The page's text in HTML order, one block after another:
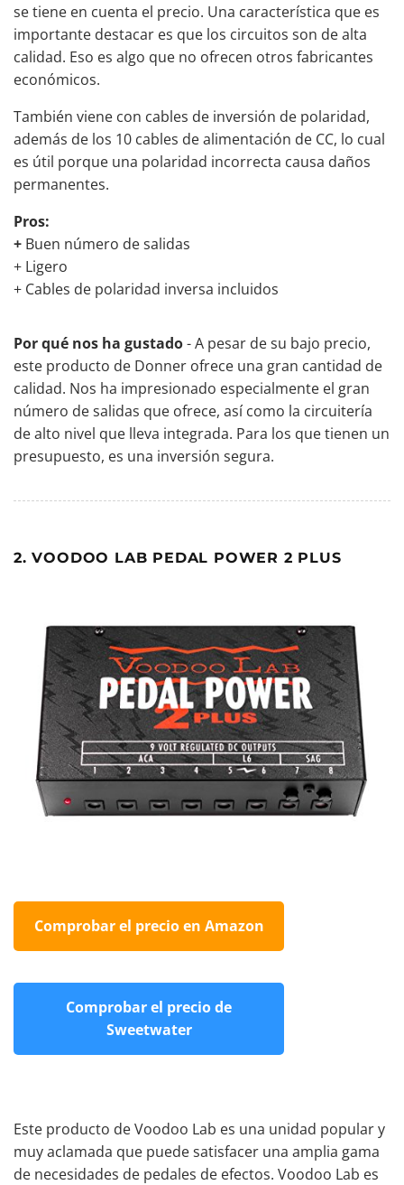
se tiene en cuenta el precio. Una característica que es
importante destacar es que los circuitos son de alta
calidad. Eso es algo que no ofrecen otros fabricantes
económicos.
También viene con cables de inversión de polaridad,
además de los 10 cables de alimentación de CC, lo cual
es útil porque una polaridad incorrecta causa daños
permanentes.
Pros:
+ Buen número de salidas
+ Ligero
+ Cables de polaridad inversa incluidos
Por qué nos ha gustado- A pesar de su bajo precio,
este producto de Donner ofrece una gran cantidad de
calidad. Nos ha impresionado especialmente el gran
número de salidas que ofrece, así como la circuitería
de alto nivel que lleva integrada. Para los que tienen un
presupuesto, es una inversión segura.
2. VOODOO LAB PEDAL POWER 2 PLUS
Comprobar el precio en Amazon
Comprobar el precio de
Sweetwater
Este producto de Voodoo Lab es una unidad popular y
muy aclamada que puede satisfacer una amplia gama
de necesidades de pedales de efectos. Voodoo Lab es